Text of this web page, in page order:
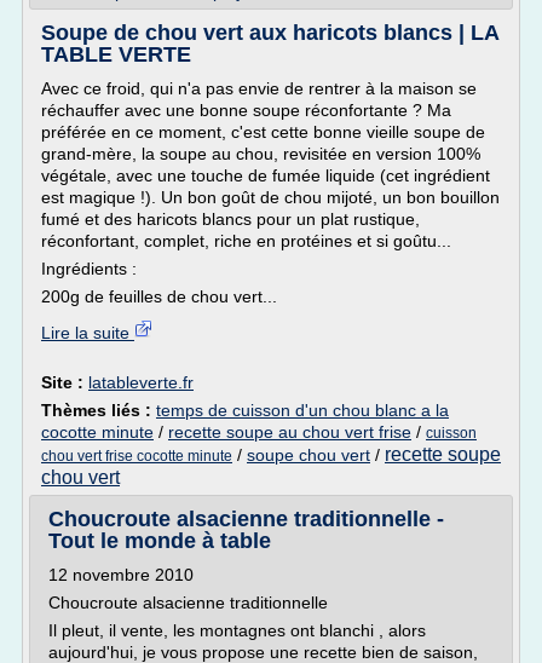
Soupe de chou vert aux haricots blancs | LA
TABLE VERTE
Avec ce froid, qui n'a pas envie de rentrer à la maison se
réchauffer avec une bonne soupe réconfortante ? Ma
préférée en ce moment, c'est cette bonne vieille soupe de
grand-mère, la soupe au chou, revisitée en version 100%
végétale, avec une touche de fumée liquide (cet ingrédient
est magique !). Un bon goût de chou mijoté, un bon bouillon
fumé et des haricots blancs pour un plat rustique,
réconfortant, complet, riche en protéines et si goûtu...
Ingrédients :
200g de feuilles de chou vert...
Lire la suite
Site : latableverte.fr
Thèmes liés : temps de cuisson d'un chou blanc a la
cocotte minute / recette soupe au chou vert frise / cuisson
chou vert frise cocotte minute / soupe chou vert / recette soupe
chou vert
Choucroute alsacienne traditionnelle -
Tout le monde à table
12 novembre 2010
Choucroute alsacienne traditionnelle
Il pleut, il vente, les montagnes ont blanchi , alors
aujourd'hui, je vous propose une recette bien de saison,